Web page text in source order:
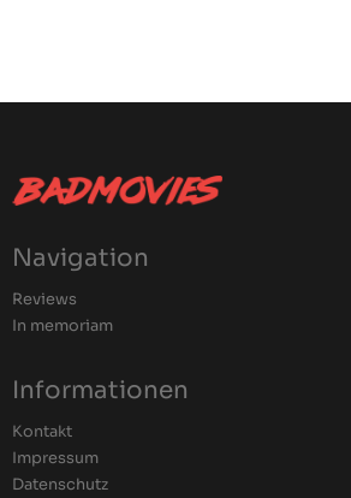
Navigation
Reviews
In memoriam
Informationen
Kontakt
Impressum
Datenschutz